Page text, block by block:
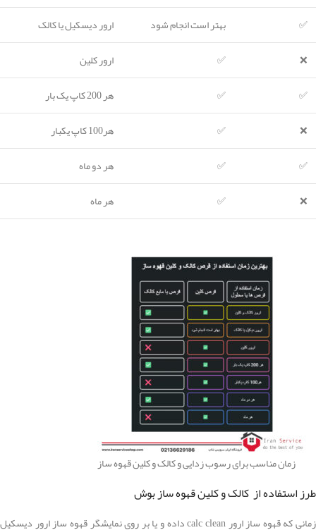
✅
بهتر است انجام شود
ارور دیسکیل یا کالک
❌
✅
ارور کلین
✅
✅
هر 200 کاپ یک بار
❌
✅
هر100 کاپ یکبار
✅
✅
هر دو ماه
❌
✅ هر ماه
زمان مناسب برای رسوب زدایی و کالک و کلین قهوه ساز
طرز استفاده از کالک و کلین قهوه ساز بوش
زمانی که قهوه ساز ارور calc clean داده و یا بر روی نمایشگر قهوه ساز ارور دیسکیل